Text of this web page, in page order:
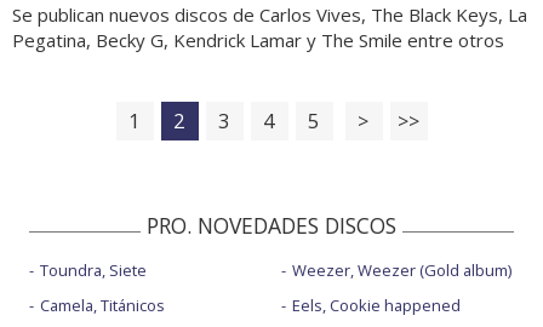
Se publican nuevos discos de Carlos Vives, The Black Keys, La
Pegatina, Becky G, Kendrick Lamar y The Smile entre otros
1 2 3 4 5 > >>
PRO. NOVEDADES DISCOS
Toundra, Siete
Camela, Titánicos
Weezer, Weezer (Gold album)
Eels, Cookie happened